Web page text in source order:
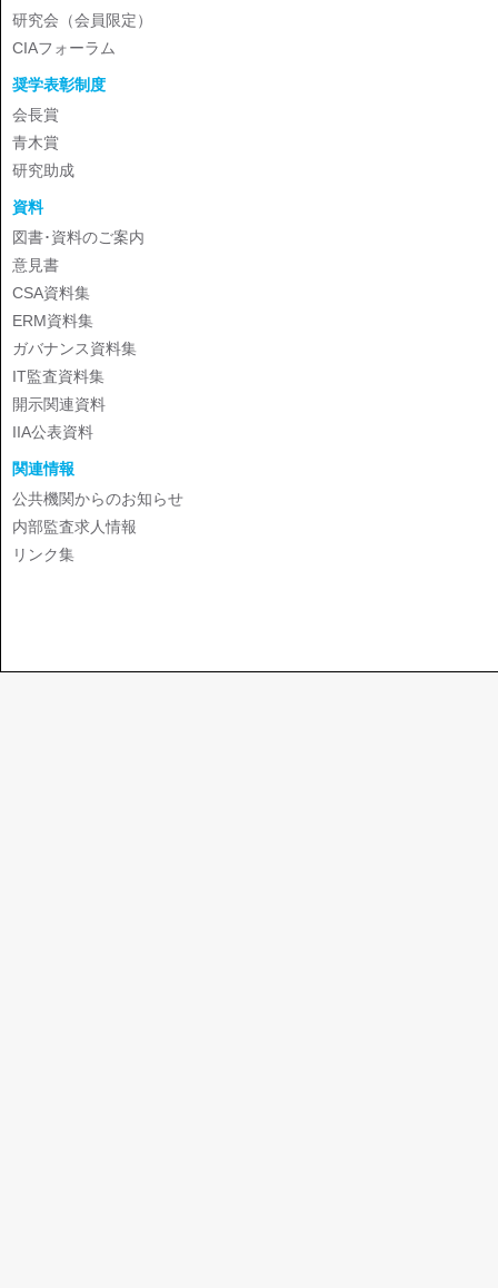
研究会（会員限定）
CIAフォーラム
奨学表彰制度
会長賞
青木賞
研究助成
資料
図書･資料のご案内
意見書
CSA資料集
ERM資料集
ガバナンス資料集
IT監査資料集
開示関連資料
IIA公表資料
関連情報
公共機関からのお知らせ
内部監査求人情報
リンク集